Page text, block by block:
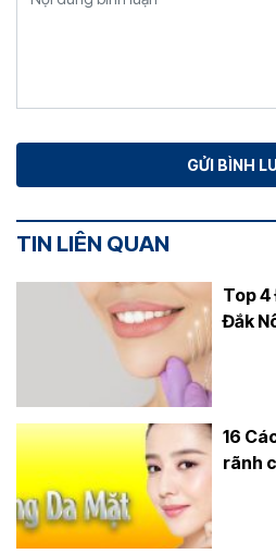
TIN LIÊN QUAN
Top 4
Đắk
16
rãnh